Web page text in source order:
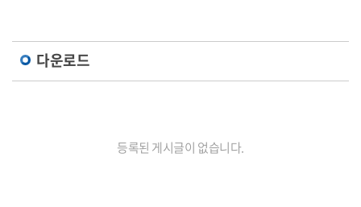
다운로드
등록된 게시글이 없습니다.